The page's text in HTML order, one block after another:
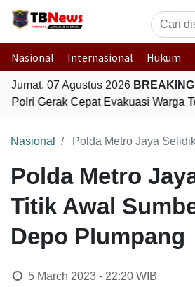
Nasional Internasional Hukum
Jumat, 07 Agustus 2026
Polri Gerak Cepat Evakuasi Warga
Nasional Polda Metro Jaya Selidiki Titik Awal
Polda Metro
Titik Awal
Depo Plumpang
5 March 2023 - 22:20WIB